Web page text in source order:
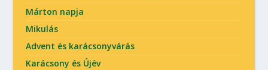
Márton napja
Mikulás
Advent és karácsonyvárás
Karácsony és Újév